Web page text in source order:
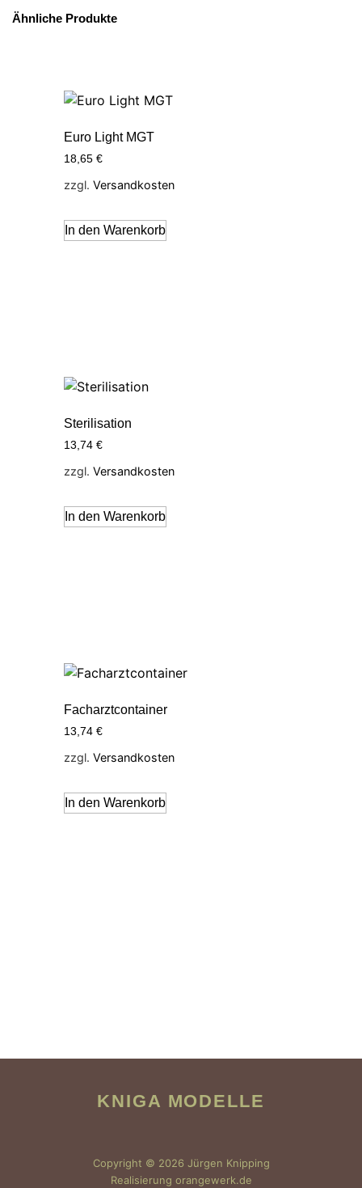
Ähnliche Produkte
Euro Light MGT
18,65 €
zzgl. Versandkosten
In den Warenkorb
Sterilisation
13,74 €
zzgl. Versandkosten
In den Warenkorb
Facharztcontainer
13,74 €
zzgl. Versandkosten
In den Warenkorb
KNIGA MODELLE
Copyright © 2026 Jürgen Knipping
Realisierung orangewerk.de